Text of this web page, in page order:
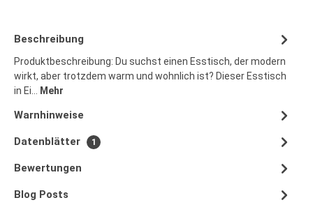
Beschreibung
Produktbeschreibung: Du suchst einen Esstisch, der modern
wirkt, aber trotzdem warm und wohnlich ist? Dieser Esstisch
in Ei…
Mehr
Warnhinweise
Datenblätter 1
Bewertungen
Blog Posts